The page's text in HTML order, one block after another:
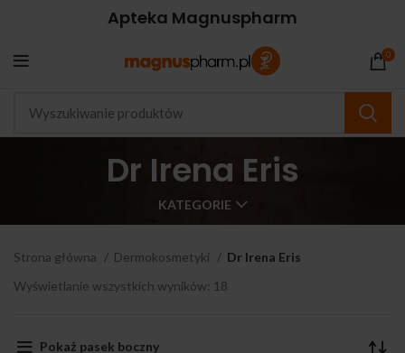
Apteka Magnuspharm
0
Dr Irena Eris
KATEGORIE
Strona główna Dermokosmetyki
Dr Irena Eris
Wyświetlanie wszystkich wyników: 18
Pokaż pasek boczny